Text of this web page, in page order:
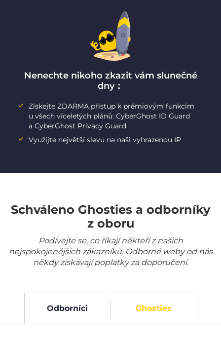
Nenechte nikoho zkazit vám slunečné
dny：
Získejte ZDARMA přístup k prémiovým funkcím
u všech víceletých plánů: CyberGhost ID Guard
a CyberGhost Privacy Guard
Využijte největší slevu na naši vyhrazenou IP
Schváleno Ghosties a odborníky
z oboru
Podívejte se, co říkají někteří z našich
nejspokojenějších zákazníků. Odborné weby od nás
někdy získávají poplatky za doporučení.
Odborníci Ghosties